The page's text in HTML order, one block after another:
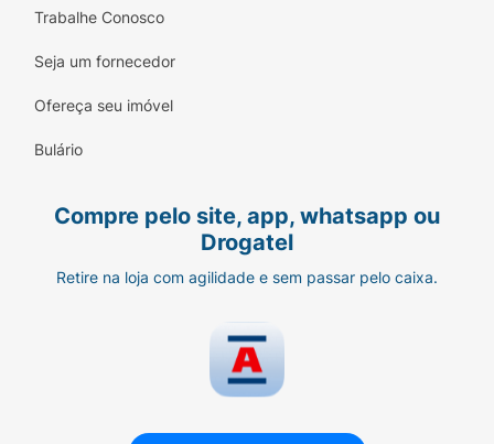
Trabalhe Conosco
Seja um fornecedor
Ofereça seu imóvel
Bulário
Compre pelo site, app, whatsapp ou
Drogatel
Retire na loja com agilidade e sem passar pelo caixa.